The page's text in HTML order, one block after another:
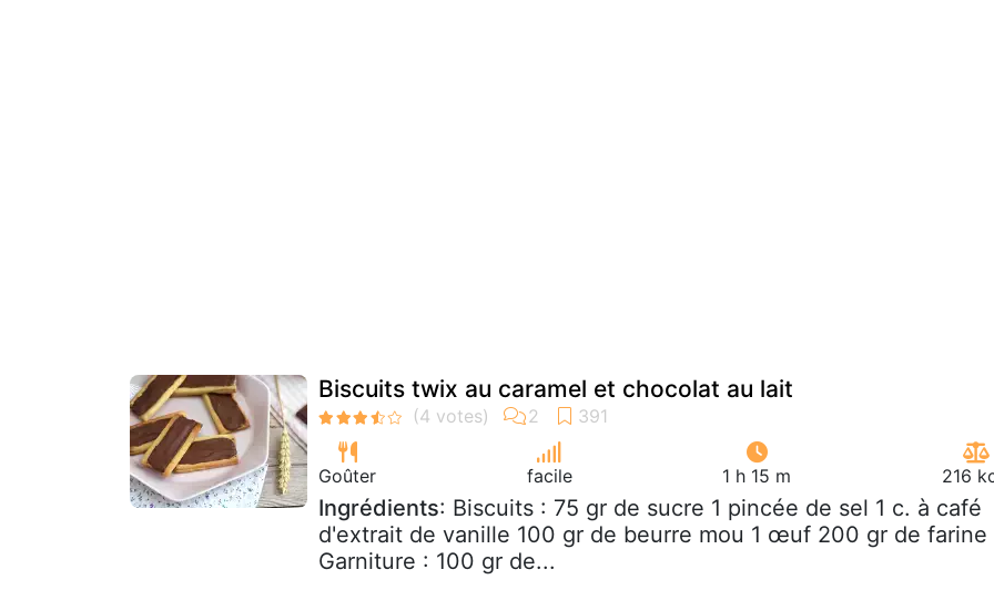
Biscuits twix au caramel et chocolat au lait
Goûter facile 1 h 15 m 216
Ingrédients: Biscuits : 75 gr de sucre 1 pincée de sel 1 c. à café
d'extrait de vanille 100 gr de beurre mou 1 œuf 200 gr de farine
Garniture : 100 gr de...